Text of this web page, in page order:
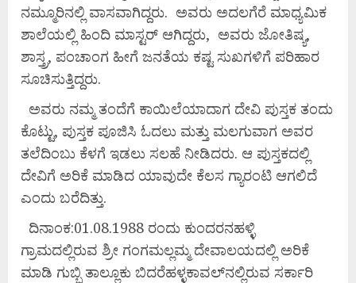
ನಮ್ಮೂರಿನಲ್ಲಿ ವಾಸವಾಗಿದ್ದರು. ಅವರು ಅದಲಗೆರೆ ಮಾಧ್ಯಮಿಕ
ಶಾಲೆಯಲ್ಲಿ ಹಿಂದಿ ಮಾಸ್ಟರ್ ಆಗಿದ್ದರು, ಅವರು ಜೋತಿಷ್ಯ,
ಶಾಸ್ತ್ರ, ಪಂಚಾಂಗ ಹೀಗೆ ಜನತೆಯ ಕಷ್ಟ ಸುಖಗಳಿಗೆ ಪರಿಹಾರ
ಸೂಚಿಸುತ್ತಿದ್ದರು.
ಅವರು ನಮ್ಮ ತಂದೆಗೆ ಕಾಯಿಲೆಯಾದಾಗ ದೇವಿ ಪುಸ್ತಕ ತಂದು
ಕೊಟ್ಟು, ಪುಸ್ತಕ ಪೂಜಿಸಿ ಓದಲು ಮತ್ತು ಮಲಗುವಾಗ ಅವರ
ತಲೆದಿಂಬು ಕೆಳಗೆ ಇಡಲು ಸಲಹೆ ನೀಡಿದರು. ಆ ಪುಸ್ತಕದಲ್ಲಿ
ದೇವಿಗೆ ಅರಿಕೆ ಮಾಡಿದ ಯಾವುದೇ ಕೆಲಸ ಗ್ಯಾರಂಟಿ ಆಗಲಿದೆ
ಎಂದು ಬರೆದಿತ್ತು.
ದಿನಾಂಕ:01.08.1988 ರಂದು ಕುಂದರನಹಳ್ಳಿ
ಗ್ರಾಮದಲ್ಲಿರುವ ಶ್ರೀ ಗಂಗಮಲ್ಲಮ್ಮ ದೇವಾಲಯದಲ್ಲಿ ಅರಿಕೆ
ಮಾಡಿ ಗುಬ್ಬಿ ತಾಲ್ಲೂಕು ಬಿದರೆಹಳ್ಳಕಾವಲ್‌ನಲ್ಲಿರುವ ಸರ್ಕಾರಿ